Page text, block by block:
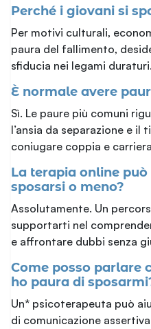
Perché i giovani si
Per motivi culturali,
paura del fallimento,
sfiducia nei legami duraturi.
È normale avere
Sì. Le paure più comuni
l’ansia da separazione e il
coniugare coppia e
La terapia online
sposarsi o meno?
Assolutamente. Un
supportarti nel
e affrontare dubbi senza
Come posso parlare
ho paura di
Un* psicoterapeuta può
di comunicazione